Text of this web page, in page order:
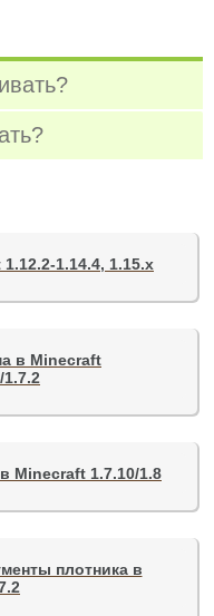
1.14.4, 1.15.x
в Minecraft
1.7.2
Minecraft 1.7.10/1.8
плотника в